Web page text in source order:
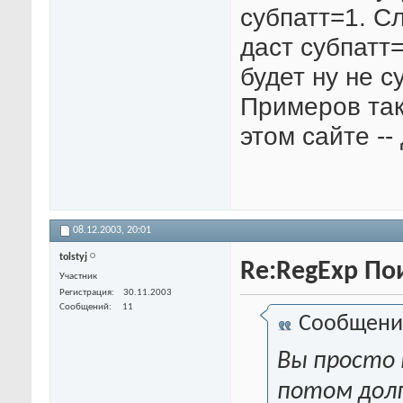
субпатт=1.
даст
будет ну не
Примеров
этом сайте
08.12.2003, 20:01
tolstyj
Участник
Регистрация
30.11.2003
Сообщений
11
Re:RegExp
Вы просто
потом